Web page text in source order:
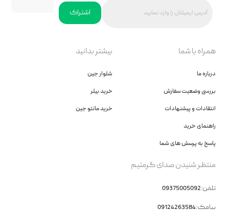
اشتراک
همراه با شما
درباره ما
بررسی وضعیت سفارش
انتقادات و پیشنهادات
راهنمای خرید
پاسخ به پرسش های شما
بیشتر بدانید
شلوار جین
خرید بیلر
خرید مانتو جین
منتظر شنیدن صدای گرمتیم
تلفن:09375005092
پیامک:09124263584